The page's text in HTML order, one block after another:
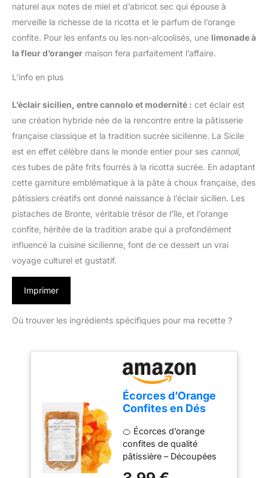
naturel aux notes de miel et d’abricot sec qui épouse à
merveille la richesse de la ricotta et le parfum de l’orange
confite. Pour les enfants ou les non-alcoolisés, une limonade à
la fleur d’oranger maison fera parfaitement l’affaire.
L’info en plus
L’éclair sicilien, entre cannolo et modernité : cet éclair est
une création hybride née de la rencontre entre la pâtisserie
française classique et la tradition sucrée sicilienne. La Sicile
est en effet célèbre dans le monde entier pour ses cannoli,
ces tubes de pâte frits fourrés à la ricotta sucrée. En adaptant
cette garniture emblématique à la pâte à choux française, des
pâtissiers créatifs ont donné naissance à l’éclair sicilien. Les
pistaches de Bronte, véritable trésor de l’île, et l’orange
confite, héritée de la tradition arabe qui a profondément
influencé la cuisine sicilienne, font de ce dessert un vrai
voyage culturel et gustatif.
Imprimer
Où trouver les ingrédients spécifiques pour ma recette ?
Écorces d’Orange
Confites en Dés
Idéal pour
Pâtisseries,
Gâteaux, Brioches
et Beignets –
🍊 Écorces d’orange
confites de qualité
pâtissière – Découpées